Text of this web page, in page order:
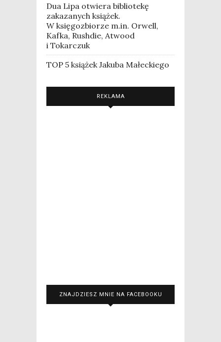
Dua Lipa otwiera bibliotekę
zakazanych książek.
W księgozbiorze m.in. Orwell,
Kafka, Rushdie, Atwood
i Tokarczuk
TOP 5 książek Jakuba Małeckiego
REKLAMA
ZNAJDZIESZ MNIE NA FACEBOOKU